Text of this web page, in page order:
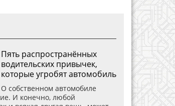
Пять распространённых
водительских привычек,
которые угробят автомобиль
О собственном автомобиле
И конечно, любой